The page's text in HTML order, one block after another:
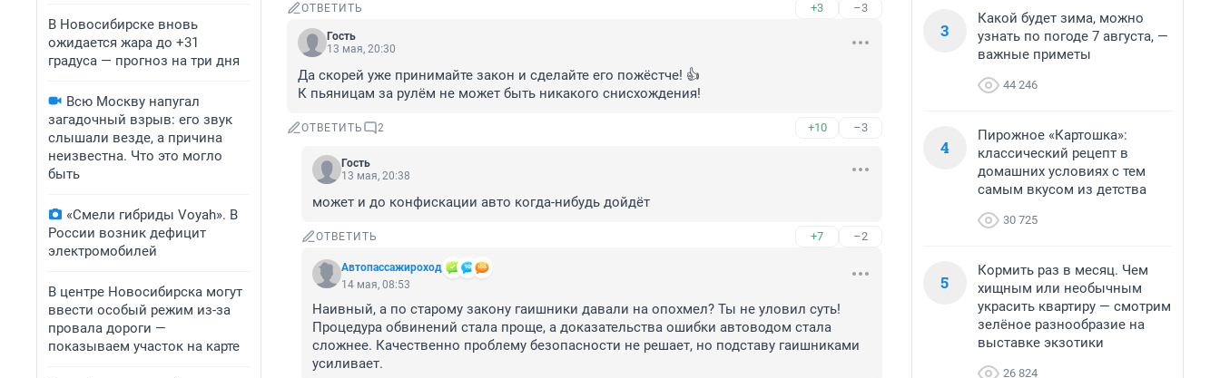
В Новосибирске вновь
ожидается жара до +31
градуса — прогноз на три дня
Всю Москву напугал
загадочный взрыв: его звук
слышали везде, а причина
неизвестна. Что это могло
быть
«Смели гибриды Voyah». В
России возник дефицит
электромобилей
В центре Новосибирска могут
ввести особый режим из-за
провала дороги —
показываем участок на карте
ОТВЕТИТЬ +3 –3
Гость
13 мая, 20:30
Да скорей уже принимайте закон и сделайте его пожёстче! 👍
К пьяницам за рулём не может быть никакого снисхождения!
ОТВЕТИТЬ 2 +10 –3
Гость
13 мая, 20:38
может и до конфискации авто когда-нибудь дойдёт
ОТВЕТИТЬ +7 –2
Автопассажироход
14 мая, 08:53
Наивный, а по старому закону гаишники давали на опохмел? Ты не уловил суть!
Процедура обвинений стала проще, а доказательства ошибки автоводом стала
сложнее. Качественно проблему безопасности не решает, но подставу гаишниками
усиливает.
3
Какой будет зима, можно
узнать по погоде 7 августа, —
важные приметы
44 246
4
Пирожное «Картошка»:
классический рецепт в
домашних условиях с тем
самым вкусом из детства
30 725
5
Кормить раз в месяц. Чем
хищным или необычным
украсить квартиру — смотрим
зелёное разнообразие на
выставке экзотики
26 824